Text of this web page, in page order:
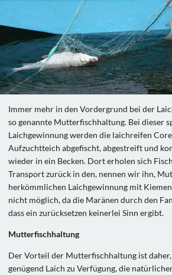
Immer mehr in den Vordergrund bei der
so genannte Mutterfischhaltung. Bei dieser
Laichgewinnung werden die laichreifen
Aufzuchtteich abgefischt, abgestreift und
wieder in ein Becken. Dort erholen sich
Transport zurück in den, nennen wir ihn,
herkömmlichen Laichgewinnung mit
nicht möglich, da die Maränen durch den
dass ein zurücksetzen keinerlei Sinn ergibt.
Mutterfischhaltung
Der Vorteil der Mutterfischhaltung ist
genügend Laich zu Verfügung, die